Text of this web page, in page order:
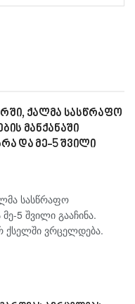
ქალმა სასწრაფო
მანქანაში
და მე-5 შვილი
სასწრაფო
5 შვილი გააჩინა.
ქსელში ვრცელდება.